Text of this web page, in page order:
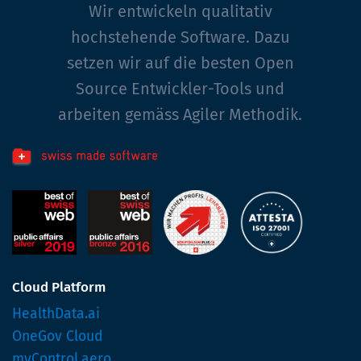
Wir entwickeln qualitativ
hochstehende Software. Dazu
setzen wir auf die besten Open
Source Entwickler-Tools und
arbeiten gemäss Agiler Methodik.
Cloud Platform
HealthData.ai
OneGov Cloud